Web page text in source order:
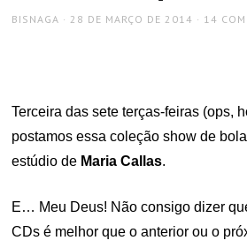
AUTHOR
BISNAGA
POSTED
28 DE MARÇO DE 2014 14
Terceira das sete terças-feiras (ops,
postamos essa coleção show de
estúdio de Maria Callas.
E… Meu Deus! Não consigo dizer
CDs é melhor que o anterior ou o